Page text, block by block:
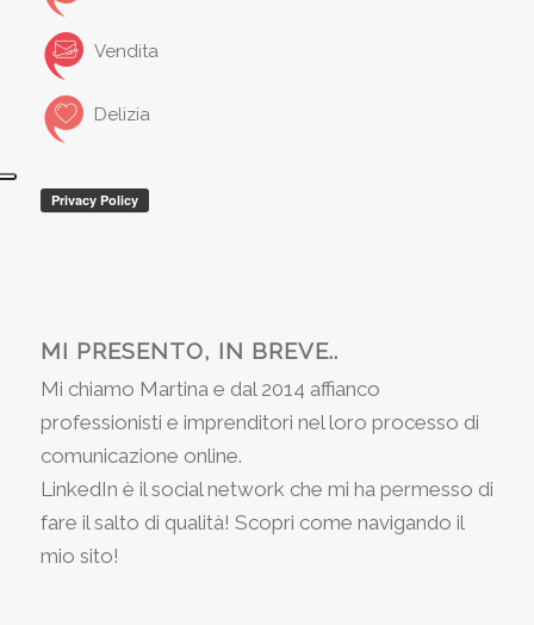
Vendita
Delizia
MI PRESENTO, IN BREVE..
Mi chiamo Martina e dal 2014 affianco
professionisti e imprenditori nel loro processo di
comunicazione online.
LinkedIn è il social network che mi ha permesso di
fare il salto di qualità! Scopri come navigando il
mio sito!